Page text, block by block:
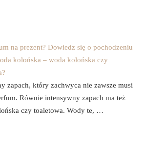
na prezent? Dowiedz się o pochodzeniu
kolońska – woda kolońska czy
zapach, który zachwyca nie zawsze musi
Równie intensywny zapach ma też
czy toaletowa. Wody te, …